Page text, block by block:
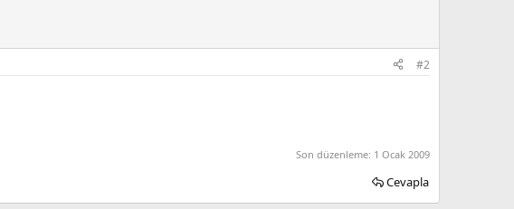
#2
Son düzenleme: 1 Ocak 2009
Cevapla